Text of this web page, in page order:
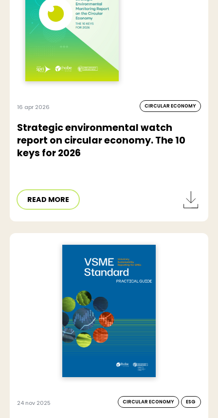
16 apr 2026 CIRCULAR ECONOMY
Strategic environmental watch
report on circular economy. The 10
keys for 2026
READ MORE
24 nov 2025 CIRCULAR ECONOMY ESG